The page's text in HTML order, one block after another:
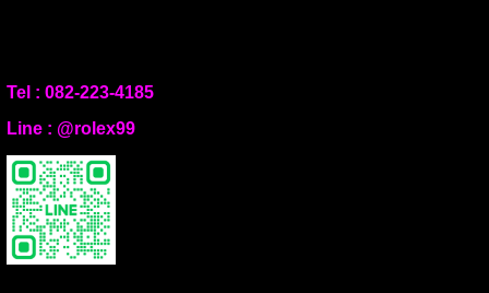
Tel : 082-223-4185
Line : @rolex99